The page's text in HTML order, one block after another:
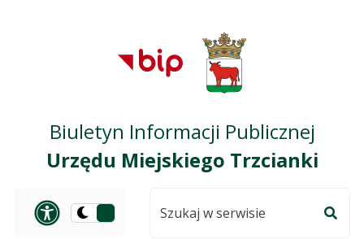
Przejdź do
głównego menu
Przejdź do treści
Przejdź do mapy
serwisu
Biuletyn Informacji Publicznej
Urzędu Miejskiego Trzcianki
Panel dostosowania
Przełącz